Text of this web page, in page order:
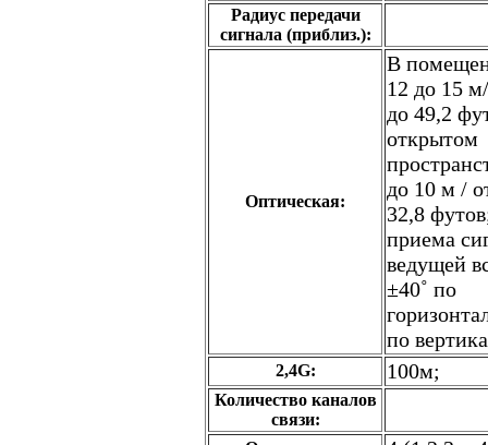
Радиус передачи
сигнала (приблиз.):
Оптическая:
В
12 до 15
до 49,2
открытом
до 10 м /
32,8
приема
ведущей
±40˚ по
по
2,4G: 100м;
Количество каналов
связи: